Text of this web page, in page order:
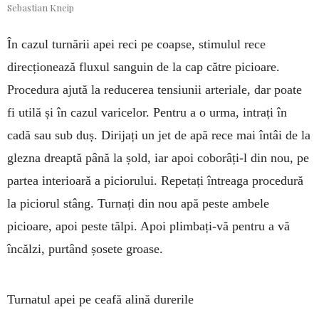
Sebastian Kneip
În cazul turnării apei reci pe coapse, stimulul rece
direcționează fluxul sanguin de la cap către picioare.
Procedura ajută la reducerea tensiunii arteriale, dar poate
fi utilă și în cazul varicelor. Pentru a o urma, in­trați în
cadă sau sub duș. Dirijați un jet de apă rece mai întâi de la
glezna dreaptă până la șold, iar apoi co­bo­râți-l din nou, pe
partea interioară a piciorului. Re­petați întreaga procedură
la piciorul stâng. Turnați din nou apă peste ambele
picioare, apoi peste tălpi. Apoi plimbați-vă pentru a vă
încălzi, purtând șosete groase.
Turnatul apei pe ceafă alină durerile